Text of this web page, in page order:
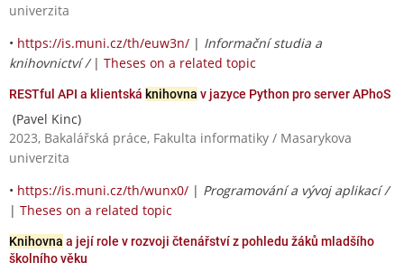
univerzita
• https://is.muni.cz/th/euw3n/ | Informační studia a
knihovnictví / | Theses on a related topic
RESTful API a klientská knihovna v jazyce Python pro server APhoS
(Pavel Kinc)
2023, Bakalářská práce, Fakulta informatiky / Masarykova
univerzita
• https://is.muni.cz/th/wunx0/ | Programování a vývoj aplikací /
| Theses on a related topic
Knihovna a její role v rozvoji čtenářství z pohledu žáků mladšího
školního věku